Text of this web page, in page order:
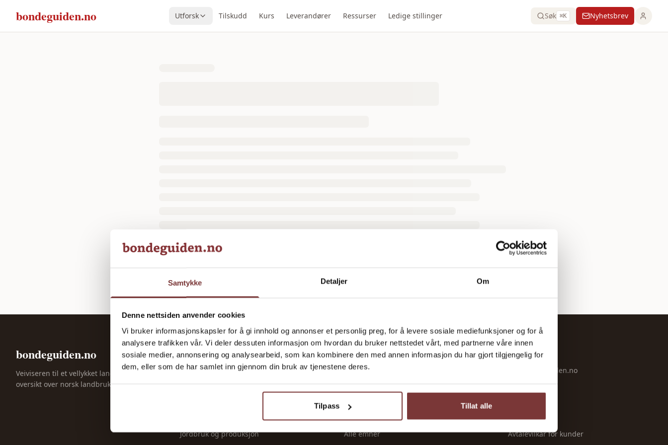
Samtykke Detaljer Om
Denne nettsiden anvender cookies
Vi bruker informasjonskapsler for å gi innhold og annonser et personlig preg, for å levere sosiale mediefunksjoner og for å
analysere trafikken vår. Vi deler dessuten informasjon om hvordan du bruker nettstedet vårt, med partnerne våre innen
sosiale medier, annonsering og analysearbeid, som kan kombinere den med annen informasjon du har gjort tilgjengelig for
dem, eller som de har samlet inn gjennom din bruk av tjenestene deres.
Tilpass Tillat alle
bondeguiden.no Utforsk Tilskudd Kurs Leverandører Ressurser Ledige stillinger Søk ⌘K Nyhetsbrev
bondeguiden.no
Veiviseren til et vellykket landbruk. God
oversikt over norsk landbruk siden 2023.
KATEGORIER
Gårdsdrift
Maskiner og utstyr
Jordbruk og produksjon
TJENESTER
Ledige stillinger
Tilskudd & frister
Leverandører
Ressurser
Alle emner
OM OSS
Om Bondeguiden.no
Kontakt
Vilkår
Avtalevilkår for kunder